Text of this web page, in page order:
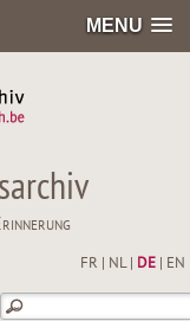
MENU
FR NL| DE| EN